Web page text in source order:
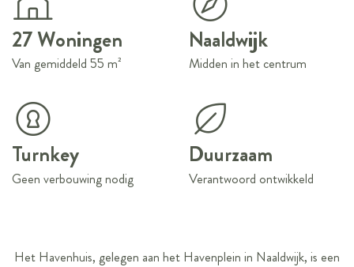
27 Woningen
Van gemiddeld 55 m²
Naaldwijk
Midden in het centrum
Turnkey
Geen verbouwing nodig
Duurzaam
Verantwoord ontwikkeld
Het Havenhuis, gelegen aan het Havenplein in Naaldwijk, is een